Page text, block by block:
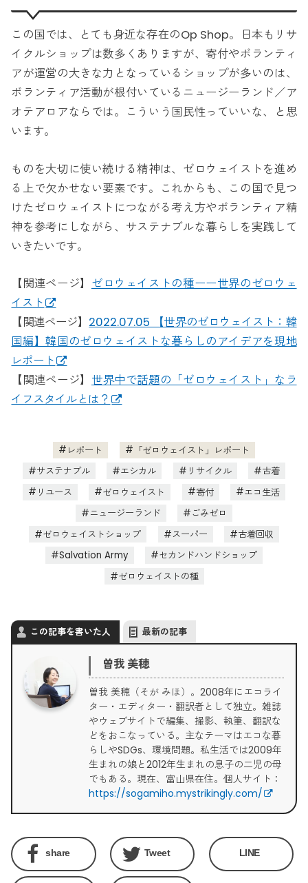
この国では、とても身近な存在のOp Shop。日本もリサ
イクルショップは数多くありますが、寄付やボランティ
アが運営の大きな力となっているショップが多いのは、
ボランティア活動が根付いているニュージーランド／ア
オテアロアならでは。こういう国民性っていいな、と思
います。
ものを大切に使い続ける精神は、ゼロウェイストを進め
る上で欠かせない要素です。これからも、この国で見つ
けたゼロウェイストにつながる考え方やボランティア精
神を参考にしながら、サステナブルな暮らしを実践して
いきたいです。
【関連ページ】 ゼロウェイストの種ーー世界のゼロウェ
イスト
【関連ページ】 2022.07.05 【世界のゼロウェイスト：韓
国編】韓国のゼロウェイストな暮らしのアイデアを現地
レポート
【関連ページ】 世界中で話題の「ゼロウェイスト」なラ
イフスタイルとは？
レポート
「ゼロウェイスト」レポート
サステナブル
エシカル リサイクル
古着
リユース
ゼロウェイスト 寄付
エコ生活
ニュージーランド
ごみゼロ
ゼロウェイストショップ
スーパー
古着回収
Salvation Army
セカンドハンドショップ
ゼロウェイストの種
この記事を書いた人 最新の記事
曽我 美穂
曽我 美穂（そが みほ）。2008年にエコライ
ター・エディター・翻訳者として独立。雑誌
やウェブサイトで編集、撮影、執筆、翻訳な
どをおこなっている。主なテーマはエコな暮
らしやSDGs、環境問題。私生活では2009年
生まれの娘と2012年生まれの息子の二児の母
でもある。現在、富山県在住。個人サイト：
https://sogamiho.mystrikingly.com/
share Tweet LINE